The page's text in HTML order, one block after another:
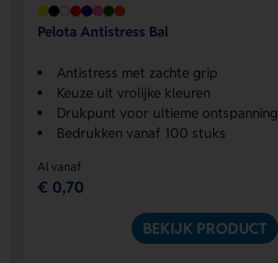
Pelota Antistress Bal
Antistress met zachte grip
Keuze uit vrolijke kleuren
Drukpunt voor ultieme ontspanning
Bedrukken vanaf 100 stuks
Al vanaf
€ 0,70
BEKIJK PRODUCT